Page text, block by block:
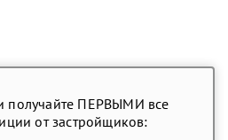
получайте ПЕРВЫМИ все
от застройщиков: